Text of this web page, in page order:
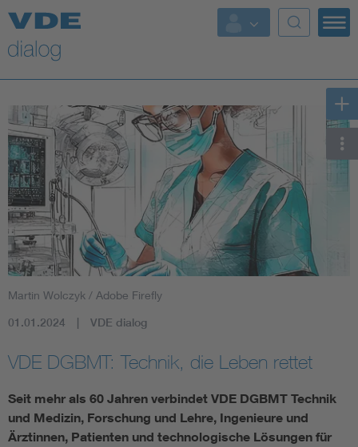
Martin Wolczyk / Adobe Firefly
01.01.2024 VDE dialog
VDE DGBMT: Technik, die Leben rettet
Seit mehr als 60 Jahren verbindet VDE DGBMT Technik
und Medizin, Forschung und Lehre, Ingenieure und
Ärztinnen, Patienten und technologische Lösungen für